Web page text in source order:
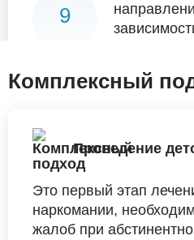
9
Комплексный
Проведение
Это первый этап
наркомании,
жалоб при